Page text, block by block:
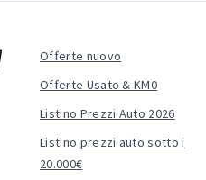
Offerte nuovo
Offerte Usato & KM0
Listino Prezzi Auto 2026
Listino prezzi auto sotto i
20.000€